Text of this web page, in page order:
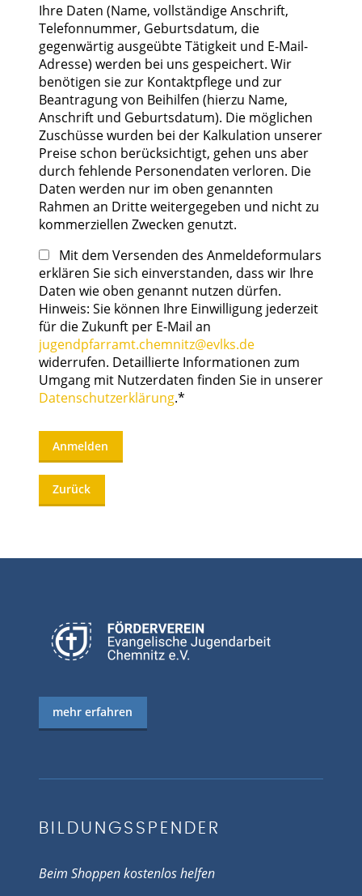
Ihre Daten (Name, vollständige Anschrift,
Telefonnummer, Geburtsdatum, die
gegenwärtig ausgeübte Tätigkeit und E-Mail-
Adresse) werden bei uns gespeichert. Wir
benötigen sie zur Kontaktpflege und zur
Beantragung von Beihilfen (hierzu Name,
Anschrift und Geburtsdatum). Die möglichen
Zuschüsse wurden bei der Kalkulation unserer
Preise schon berücksichtigt, gehen uns aber
durch fehlende Personendaten verloren. Die
Daten werden nur im oben genannten
Rahmen an Dritte weitergegeben und nicht zu
kommerziellen Zwecken genutzt.
Mit dem Versenden des Anmeldeformulars
erklären Sie sich einverstanden, dass wir Ihre
Daten wie oben genannt nutzen dürfen.
Hinweis: Sie können Ihre Einwilligung jederzeit
für die Zukunft per E-Mail an
jugendpfarramt.chemnitz@evlks.de
widerrufen. Detaillierte Informationen zum
Umgang mit Nutzerdaten finden Sie in unserer
Datenschutzerklärung.*
Anmelden
Zurück
mehr erfahren
BILDUNGSSPENDER
Beim Shoppen kostenlos helfen